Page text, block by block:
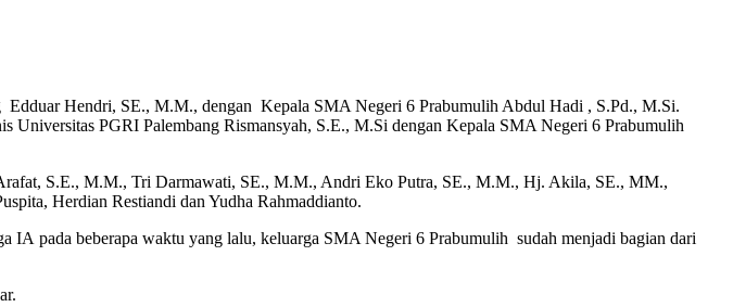
Hendri, SE., M.M., dengan Kepala SMA Negeri 6 Prabumulih Abdul Hadi , S.Pd., M.Si.
Universitas PGRI Palembang Rismansyah, S.E., M.Si dengan Kepala SMA Negeri 6 Prabumulih
S.E., M.M., Tri Darmawati, SE., M.M., Andri Eko Putra, SE., M.M., Hj. Akila, SE., MM.,
Herdian Restiandi dan Yudha Rahmaddianto.
pada beberapa waktu yang lalu, keluarga SMA Negeri 6 Prabumulih sudah menjadi bagian dari